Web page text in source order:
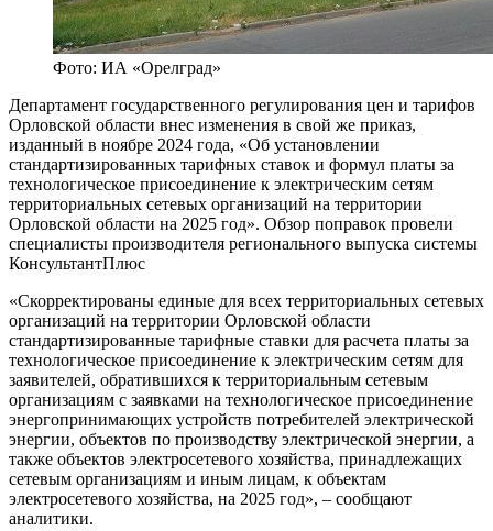
Фото: ИА «Орелград»
Департамент государственного регулирования цен и тарифов
Орловской области внес изменения в свой же приказ,
изданный в ноябре 2024 года, «Об установлении
стандартизированных тарифных ставок и формул платы за
технологическое присоединение к электрическим сетям
территориальных сетевых организаций на территории
Орловской области на 2025 год». Обзор поправок провели
специалисты производителя регионального выпуска системы
КонсультантПлюс
«Скорректированы единые для всех территориальных сетевых
организаций на территории Орловской области
стандартизированные тарифные ставки для расчета платы за
технологическое присоединение к электрическим сетям для
заявителей, обратившихся к территориальным сетевым
организациям с заявками на технологическое присоединение
энергопринимающих устройств потребителей электрической
энергии, объектов по производству электрической энергии, а
также объектов электросетевого хозяйства, принадлежащих
сетевым организациям и иным лицам, к объектам
электросетевого хозяйства, на 2025 год», – сообщают
аналитики.